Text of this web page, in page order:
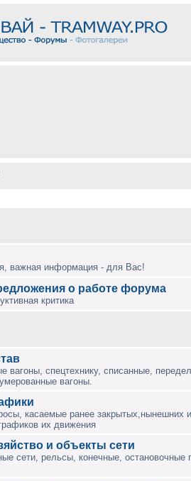
важная информация - для Вас!
о работе форума
критика
вагоны, спецтехнику, списанные,
вагоны.
касаемые ранее закрытых,нынешних
их движения
и объекты сети
сети, рельсы, конечные, остановочные